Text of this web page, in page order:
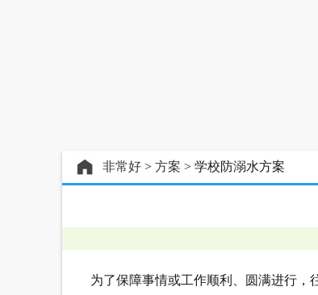
非常好 > 方案 > 学校防溺水方案
为了保障事情或工作顺利、圆满进行，